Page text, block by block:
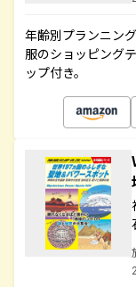
年齢別プランニン
服のショッピング
ップ付き。